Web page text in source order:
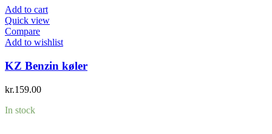
Add to cart
Quick view
Compare
Add to wishlist
KZ Benzin køler
kr.159.00
In stock